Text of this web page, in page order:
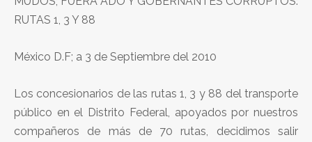
RUTAS 1, 3 Y 88
México D.F; a 3 de Septiembre del 2010
Los concesionarios de las rutas 1, 3 y 88 del transporte
público en el Distrito Federal, apoyados por nuestros
compañeros de más de 70 rutas, decidimos salir